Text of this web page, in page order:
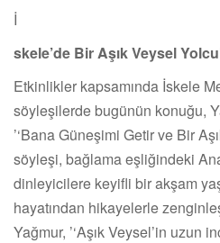
İ
skele’de Bir Aşık Veysel
Etkinlikler kapsamında İskele
söyleşilerde bugünün konuğu,
‘’Bana Güneşimi Getir ve Bir
söyleşi, bağlama eşliğindeki
dinleyicilere keyifli bir akşam
hayatından hikayelerle
Yağmur, ‘’Aşık Veysel’in uzun